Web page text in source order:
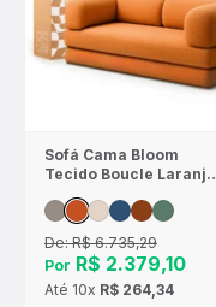
Sofá Cama Bloom
Tecido Boucle Laranja
- Sofá na Caixa
De:R$ 6.735,29
Por R$ 2.379,10
Até 10x R$ 264,34